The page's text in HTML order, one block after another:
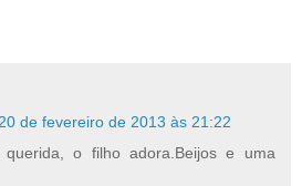
20 de fevereiro de 2013 às 21:22
querida, o filho adora.Beijos e uma